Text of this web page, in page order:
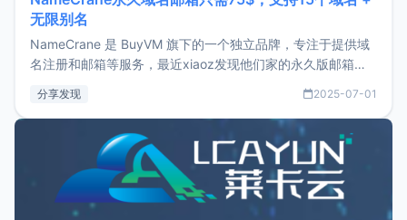
无限别名
NameCrane 是 BuyVM 旗下的一个独立品牌，专注于提供域
名注册和邮箱等服务，最近xiaoz发现他们家的永久版邮箱服
又实惠的域名邮箱，不妨尝试一下 NameCrane。注册
NameCraneNameCrane不支持直接注册，必须要购买
分享发现 2025-07-01